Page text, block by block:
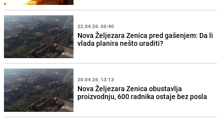
22.04.26. 06:40
Nova Željezara Zenica pred gašenjem: Da li
vlada planira nešto uraditi?
20.04.26. 13:13
Nova Željezara Zenica obustavlja
proizvodnju, 600 radnika ostaje bez posla